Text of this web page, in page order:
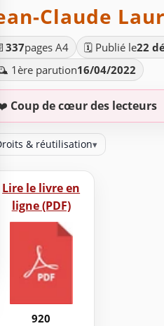
Claude
337pages A4 🗓️ Publié le22
1ère parution16/04/2022
Coup de cœur des lecteurs
& réutilisation▾
Lire le livre en
ligne (PDF)
920